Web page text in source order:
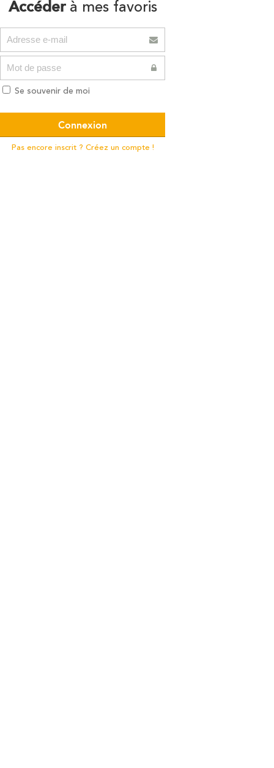
Accéderà mes favoris
Se souvenir de moi
Pas encore inscrit ? Créez un compte !